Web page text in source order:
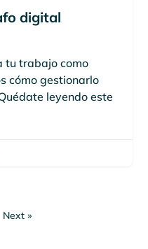
digital
tu trabajo como
cómo gestionarlo
leyendo este
Next »